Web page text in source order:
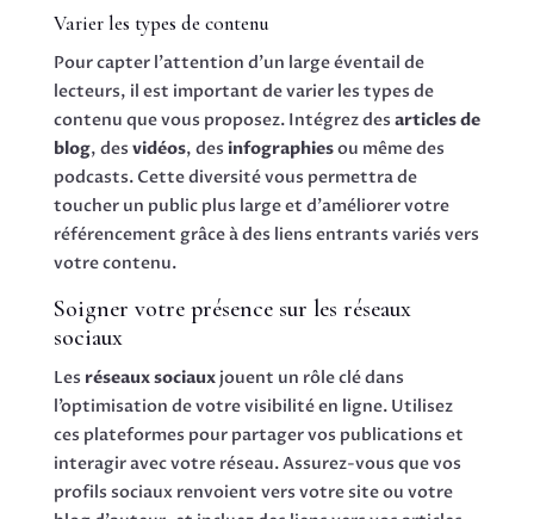
Varier les types de contenu
Pour capter l’attention d’un large éventail de
lecteurs, il est important de varier les types de
contenu que vous proposez. Intégrez des articles de
blog, des vidéos, des infographiesou même des
podcasts. Cette diversité vous permettra de
toucher un public plus large et d’améliorer votre
référencement grâce à des liens entrants variés vers
votre contenu.
Soigner votre présence sur les réseaux
sociaux
Les réseaux sociauxjouent un rôle clé dans
l’optimisation de votre visibilité en ligne. Utilisez
ces plateformes pour partager vos publications et
interagir avec votre réseau. Assurez-vous que vos
profils sociaux renvoient vers votre site ou votre